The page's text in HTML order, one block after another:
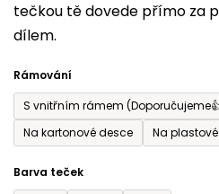
tečkou tě dovede přímo za
dílem.
Rámování
S vnitřním rámem
Na kartonové desce
Na
Barva teček